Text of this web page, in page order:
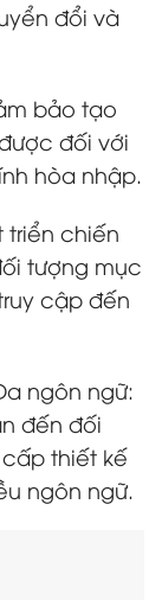
đổi và
bảo tạo
đối với
hòa nhập.
triển chiến
tượng mục
cập đến
ngôn ngữ:
đến đối
thiết kế
ngôn ngữ.